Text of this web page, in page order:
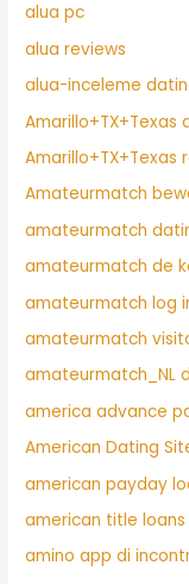
alua pc
alua reviews
alua-inceleme
Amarillo+TX+Texas
Amarillo+TX+Texas
Amateurmatch
amateurmatch
amateurmatch de
amateurmatch log
amateurmatch
amateurmatch_NL
america advance
American Dating
american payday
american title loans
amino app di